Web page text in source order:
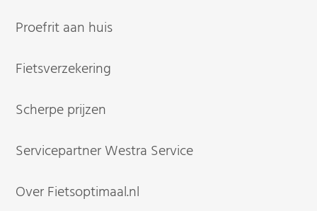
Proefrit aan huis
Fietsverzekering
Scherpe prijzen
Servicepartner Westra Service
Over Fietsoptimaal.nl